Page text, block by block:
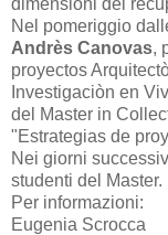
Nel pomeriggio
Andrès Canovas,
proyectos
Investigaciòn en
del Master in
"Estrategias de
Nei giorni
studenti del Master.
Per informazioni:
Eugenia Scrocca